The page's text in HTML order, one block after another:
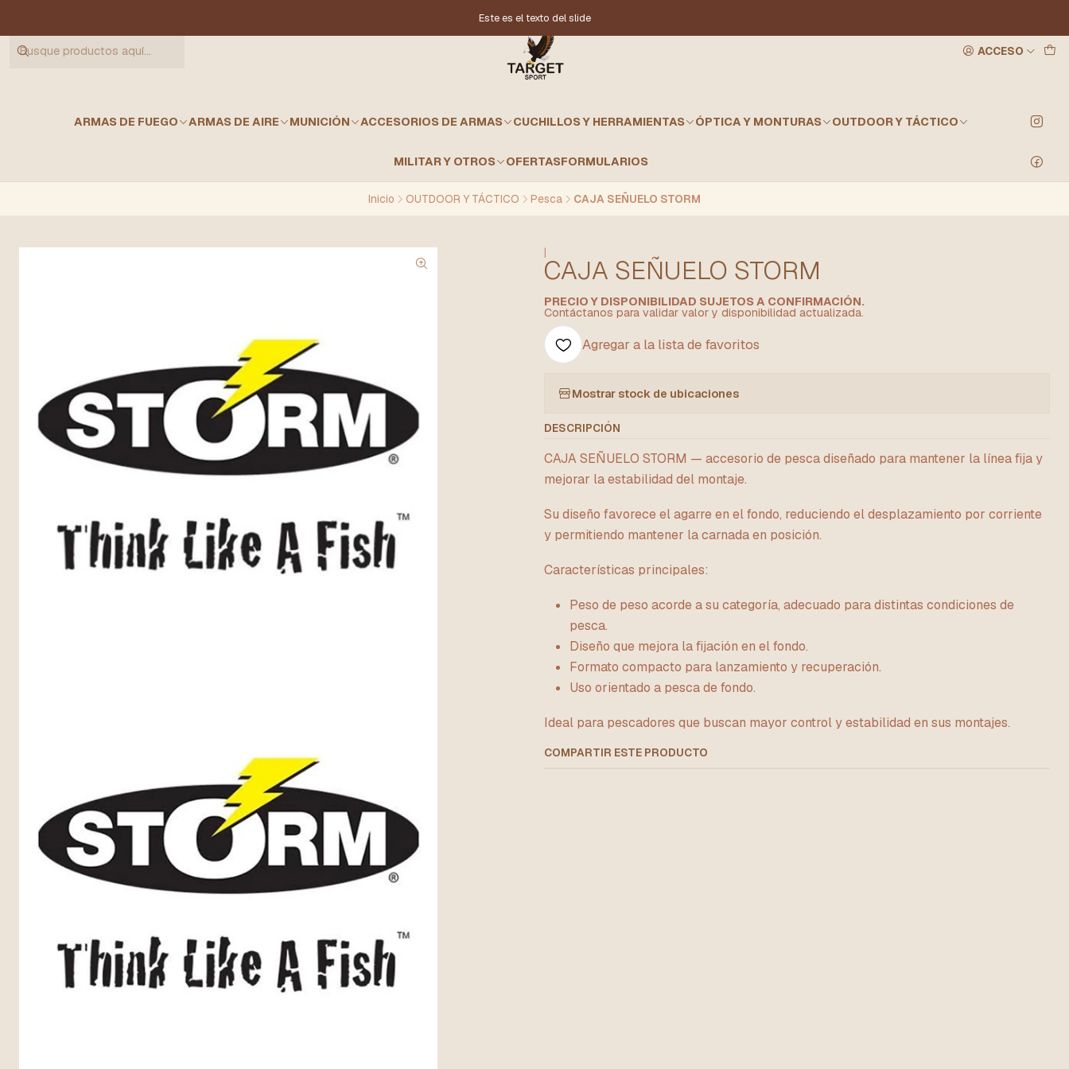
ACCESO
ARMAS DE FUEGO ARMAS DE AIRE MUNICIÓN ACCESORIOS DE ARMAS CUCHILLOS Y HERRAMIENTAS ÓPTICA Y MONTURAS OUTDOOR Y TÁCTICO
MILITAR Y OTROS OFERTASFORMULARIOS
Este es el texto del slide
Inicio OUTDOOR Y TÁCTICO Pesca CAJA SEÑUELO STORM
|
CAJA SEÑUELO STORM
PRECIO Y DISPONIBILIDAD SUJETOS A CONFIRMACIÓN.
Contáctanos para validar valor y disponibilidad actualizada.
Agregar a la lista de favoritos
Mostrar stock de ubicaciones
DESCRIPCIÓN
CAJA SEÑUELO STORM — accesorio de pesca diseñado para mantener la línea fija y
mejorar la estabilidad del montaje.
Su diseño favorece el agarre en el fondo, reduciendo el desplazamiento por corriente
y permitiendo mantener la carnada en posición.
Características principales:
Peso de peso acorde a su categoría, adecuado para distintas condiciones de
pesca.
Diseño que mejora la fijación en el fondo.
Formato compacto para lanzamiento y recuperación.
Uso orientado a pesca de fondo.
Ideal para pescadores que buscan mayor control y estabilidad en sus montajes.
COMPARTIR ESTE PRODUCTO